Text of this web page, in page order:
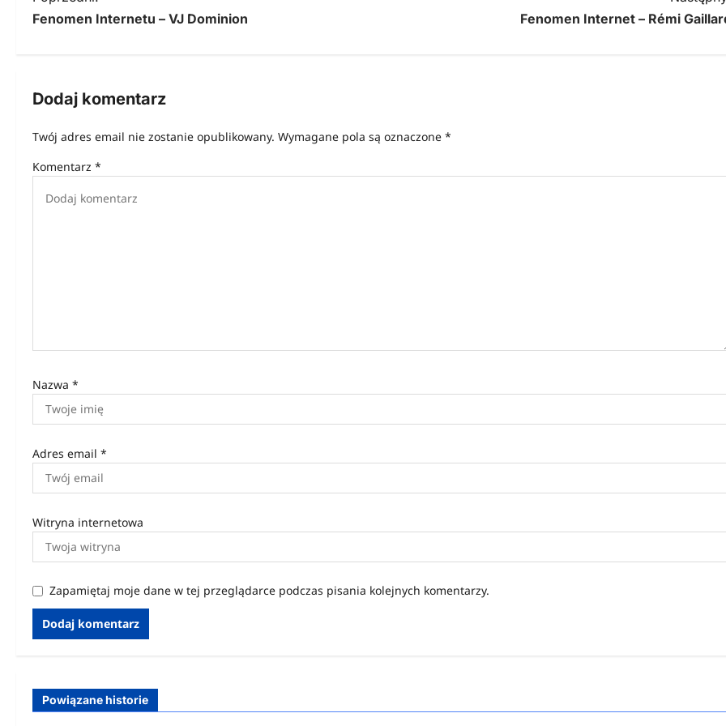
a
i
a
c
s
u
Fenomen Internetu – VJ Dominion
Fenomen Internet – Rémi
Dodaj komentarz
Twój adres email nie zostanie opublikowany. Wymagane pola są oznaczone *
Komentarz *
Nazwa *
Adres email *
Witryna internetowa
Zapamiętaj moje dane w tej przeglądarce podczas pisania kolejnych komentarzy.
Powiązane historie